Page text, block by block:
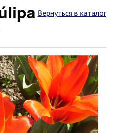
Вернуться в каталог